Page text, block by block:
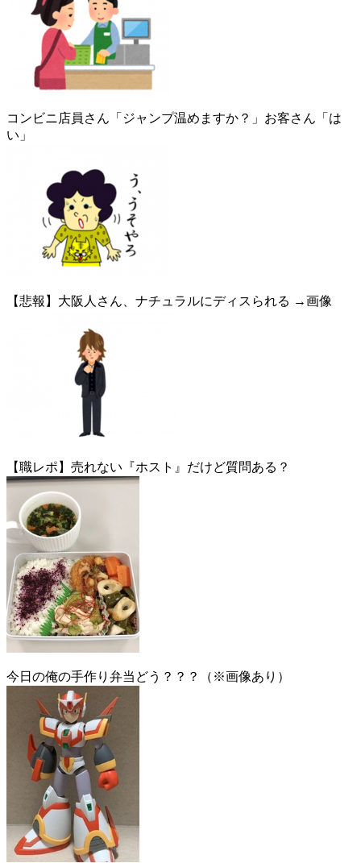
コンビニ店員さん「ジャンプ温めますか？」お客さん「は
い」
【悲報】大阪人さん、ナチュラルにディスられる →画像
【職レポ】売れない『ホスト』だけど質問ある？
今日の俺の手作り弁当どう？？？（※画像あり）